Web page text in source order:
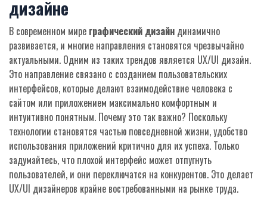
дизайне
В современном мире графический дизайн динамично
развивается, и многие направления становятся чрезвычайно
актуальными. Одним из таких трендов является UX/UI дизайн.
Это направление связано с созданием пользовательских
интерфейсов, которые делают взаимодействие человека с
сайтом или приложением максимально комфортным и
интуитивно понятным. Почему это так важно? Поскольку
технологии становятся частью повседневной жизни, удобство
использования приложений критично для их успеха. Только
задумайтесь, что плохой интерфейс может отпугнуть
пользователей, и они переключатся на конкурентов. Это делает
UX/UI дизайнеров крайне востребованными на рынке труда.